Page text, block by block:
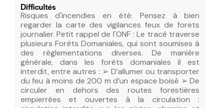
Difficultés
Risques d'incendies en été: Pensez à bien
regarder la carte des vigilances feux de forets
journalier. Petit rappel de l'ONF : Le tracé traverse
plusieurs Forêts Domaniales, qui sont soumises à
des règlementations diverses. De manière
générale, dans les forêts domaniales il est
interdit, entre autres : ➢ D’allumer ou transporter
du feu à moins de 200 m d’un espace boisé ➢ De
circuler en dehors des routes forestières
empierrées et ouvertes à la circulation :